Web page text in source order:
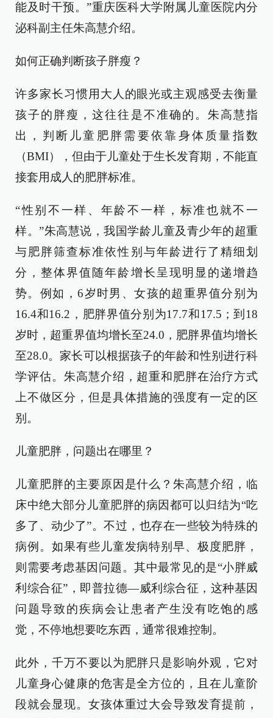
能及时干预。”重庆医科大学附属儿童医院内分
泌科副主任朱高慧介绍。
如何正确判断孩子胖瘦？
许多家长习惯用大人的眼光或主观感受去衡量
孩子的胖瘦，这往往是不准确的。朱高慧指
出，判断儿童肥胖需要依靠身体质量指数
（BMI），但由于儿童处于生长发育期，不能直
接套用成人的肥胖标准。
“性别不一样、年龄不一样，标准也就不一
样。”朱高慧说，我国学龄儿童及青少年的超重
与肥胖筛查标准依性别与年龄进行了精细划
分，整体界值随年龄增长呈现明显的递增趋
势。例如，6岁时男、女孩的超重界值分别为
16.4和16.2，肥胖界值分别为17.7和17.5；到18
岁时，超重界值均增长至24.0，肥胖界值均增长
至28.0。家长可以根据孩子的年龄和性别进行科
学评估。朱高慧介绍，超重和肥胖在治疗方式
上不做区分，但是具体措施的强度有一定的区
别。
儿童肥胖，问题出在哪里？
儿童肥胖的主要原因是什么？朱高慧介绍，临
床中绝大部分儿童肥胖的病因都可以归结为“吃
多了、动少了”。不过，也存在一些较为特殊的
病例。如果有些儿童发病特别早、极度肥胖，
则需要考虑基因问题。其中最常见的是“小胖威
利综合征”，即普拉德—威利综合征，这种基因
问题导致的疾病会让患者产生没有吃饱的感
觉，不停地想要吃东西，通常很难控制。
此外，千万不要以为肥胖只是影响外观，它对
儿童身心健康的危害是全方位的，且在儿童阶
段就会显现。女孩体重过大会导致发育提前，